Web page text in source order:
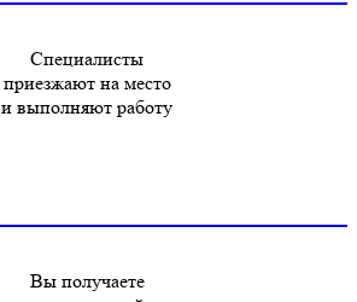
Специалисты
приезжают на место
и выполняют работу
Вы получаете